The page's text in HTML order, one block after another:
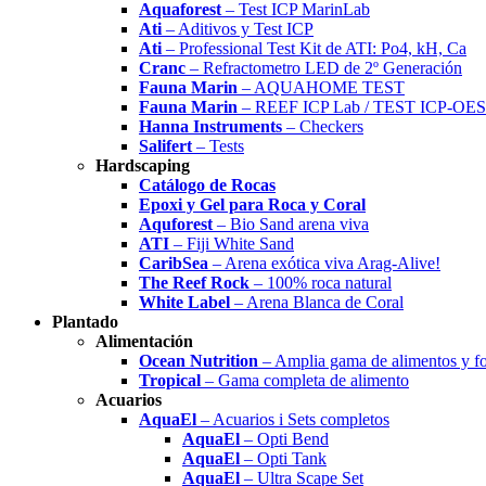
Aquaforest – Test ICP MarinLab
Ati – Aditivos y Test ICP
Ati – Professional Test Kit de ATI: Po4, kH, Ca
Cranc – Refractometro LED de 2º Generación
Fauna Marin – AQUAHOME TEST
Fauna Marin – REEF ICP Lab / TEST ICP-OES
Hanna Instruments – Checkers
Salifert – Tests
Hardscaping
Catálogo de Rocas
Epoxi y Gel para Roca y Coral
Aquforest – Bio Sand arena viva
ATI – Fiji White Sand
CaribSea – Arena exótica viva Arag-Alive!
The Reef Rock – 100% roca natural
White Label – Arena Blanca de Coral
Plantado
Alimentación
Ocean Nutrition – Amplia gama de alimentos y
Tropical – Gama completa de alimento
Acuarios
AquaEl – Acuarios i Sets completos
AquaEl – Opti Bend
AquaEl – Opti Tank
AquaEl – Ultra Scape Set